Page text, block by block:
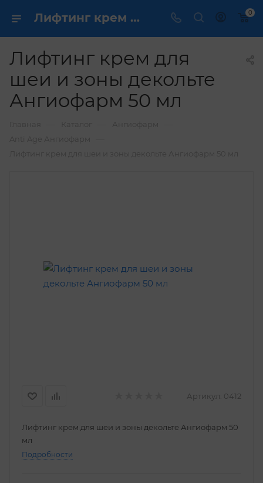
Лифтинг крем для шеи и зоны декольте Ангиофарм 50 мл купить по выгодной цене в интернет магазине 0
Лифтинг крем для
шеи и зоны декольте
Ангиофарм 50 мл
Артикул: 0412
Лифтинг крем для шеи и зоны декольте Ангиофарм 50
мл
Подробности